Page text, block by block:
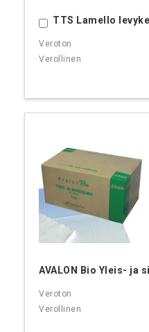
TTS Lamello
Ostoskoriin
AVALON Bio Yleis- ja